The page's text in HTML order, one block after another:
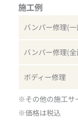
施工例
バンパー修理(一
バンパー修理(全
ボディー修理
※その他の施工サ
※価格は税込